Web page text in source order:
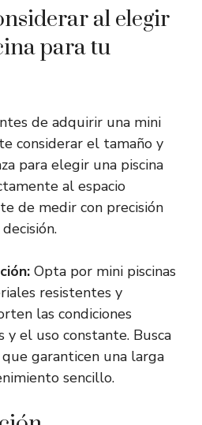
al elegir
para tu
de adquirir una mini
considerar el tamaño y
para elegir una piscina
al espacio
de medir con precisión
Opta por mini piscinas
resistentes y
las condiciones
y el uso constante. Busca
garanticen una larga
sencillo.